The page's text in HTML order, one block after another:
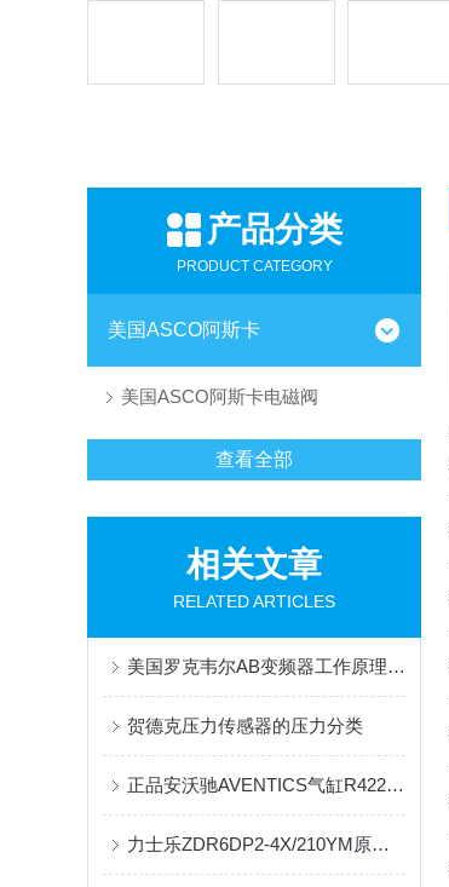
产品分类
PRODUCT CATEGORY
美国ASCO阿斯卡
美国ASCO阿斯卡电磁阀
查看全部
相关文章
RELATED ARTICLES
美国罗克韦尔AB变频器工作原理1756-PA75
贺德克压力传感器的压力分类
正品安沃驰AVENTICS气缸R422001226原装
力士乐ZDR6DP2-4X/210YM原装正品质保一年